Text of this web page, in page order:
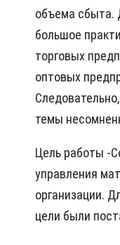
объема сбыта.
большое
торговых
оптовых
темы
Цель работы -
управления
организации.
цели были